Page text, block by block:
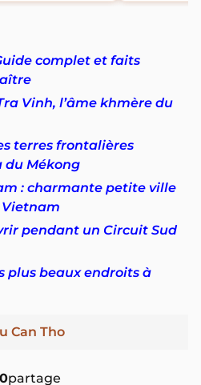
complet et faits
Vinh, l’âme khmère du
terres frontalières
du Mékong
: charmante petite ville
pendant un Circuit Sud
plus beaux endroits à
Can Tho
0partage